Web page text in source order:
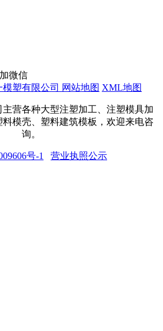
微信
塑有限公司 网站地图 XML地图
营各种大型注塑加工、注塑模具加
料模壳、塑料建筑模板，欢迎来电咨
询。
号-1 营业执照公示